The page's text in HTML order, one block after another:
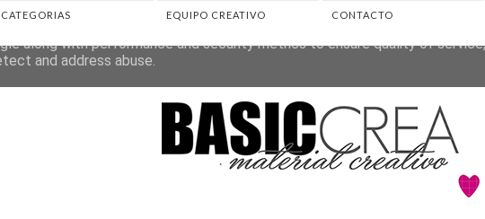
CATEGORIAS EQUIPO CREATIVO CONTACTO
from Google to deliver its services and to analyze traffic. Your IP address
along with performance and security metrics to ensure quality of
and address abuse.